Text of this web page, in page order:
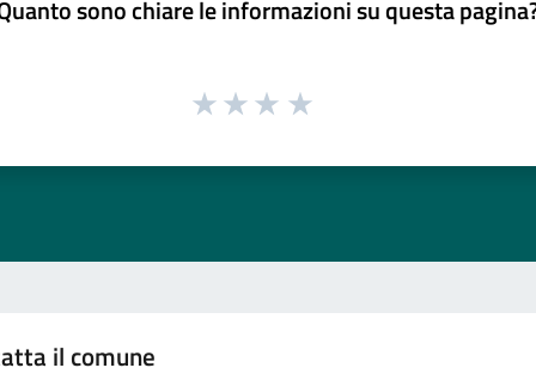
sono chiare le informazioni su questa
il comune